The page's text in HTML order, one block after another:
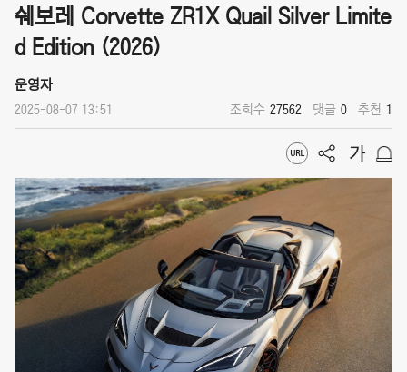
쉐보레 Corvette ZR1X Quail Silver Limite
d Edition (2026)
운영자
2025-08-07 13:51 조회수 27562 댓글 0 추천 1